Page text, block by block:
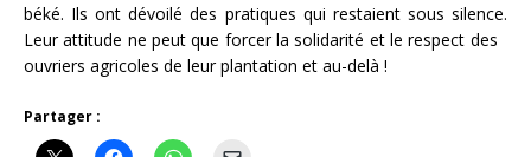
béké. Ils ont dévoilé des pratiques qui restaient sous silence.
Leur attitude ne peut que forcer la solidarité et le respect des
ouvriers agricoles de leur plantation et au-delà !
Partager :